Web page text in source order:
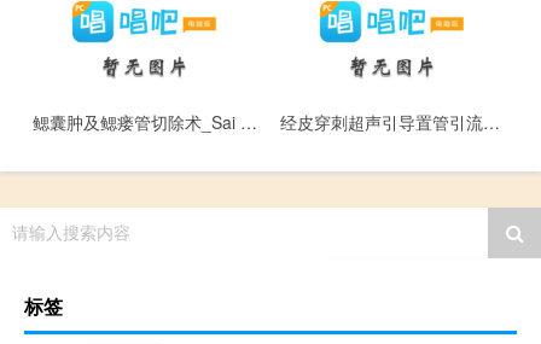
鳃囊肿及鳃瘘管切除术_Sai Nang Zhong Ji Sai Lou Guan Qie Chu Shu 经皮穿刺超声引导置管引流术_Jing Pi Chuan Ci Chao Sheng Yin Dao Zhi Guan Yin Liu Shu
请输入搜索内容
标签